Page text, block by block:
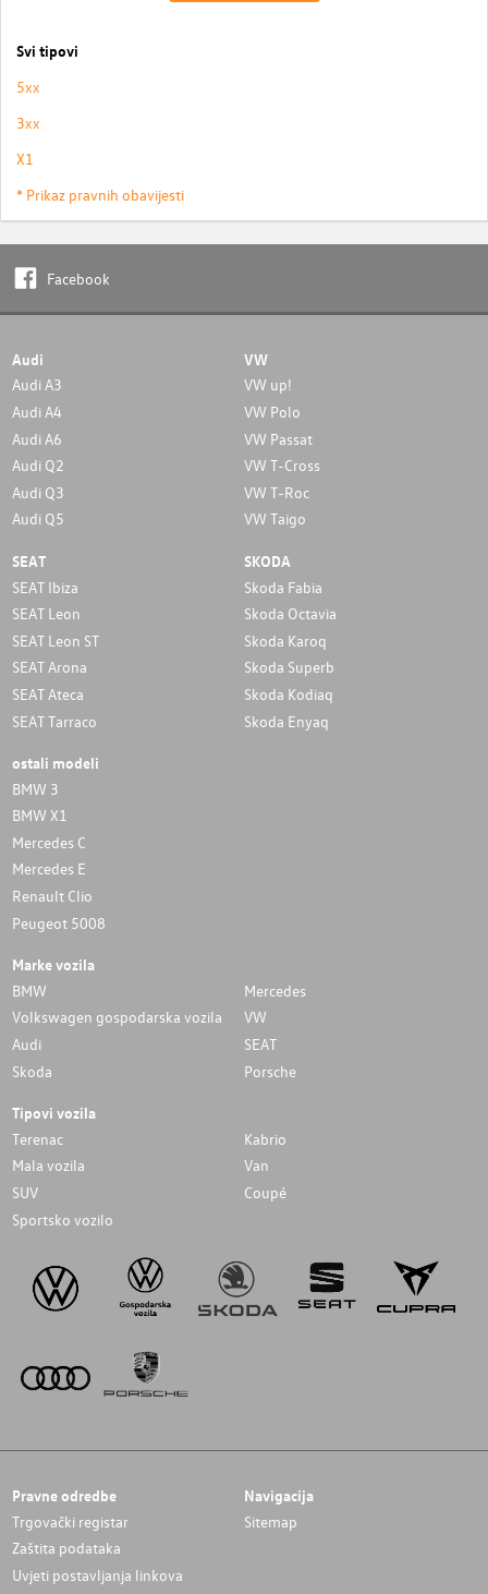
Svi tipovi
5xx
3xx
X1
* Prikaz pravnih obavijesti
Facebook
Audi
Audi A3
Audi A4
Audi A6
Audi Q2
Audi Q3
Audi Q5
VW
VW up!
VW Polo
VW Passat
VW T-Cross
VW T-Roc
VW Taigo
SEAT
SEAT Ibiza
SEAT Leon
SEAT Leon ST
SEAT Arona
SEAT Ateca
SEAT Tarraco
SKODA
Skoda Fabia
Skoda Octavia
Skoda Karoq
Skoda Superb
Skoda Kodiaq
Skoda Enyaq
ostali modeli
BMW 3
BMW X1
Mercedes C
Mercedes E
Renault Clio
Peugeot 5008
Marke vozila
BMW
Mercedes
Volkswagen gospodarska vozila
VW
Audi
SEAT
Skoda
Porsche
Tipovi vozila
Terenac
Kabrio
Mala vozila
Van
SUV
Coupé
Sportsko vozilo
Pravne odredbe
Trgovački registar
Zaštita podataka
Uvjeti postavljanja linkova
Navigacija
Sitemap